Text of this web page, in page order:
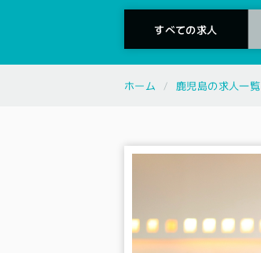
すべての求人
ホーム 鹿児島の求人一覧